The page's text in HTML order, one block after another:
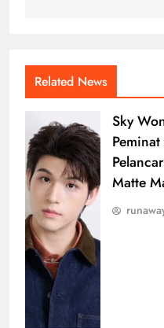
Related News
Sky
Matte